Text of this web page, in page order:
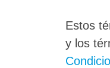
Estos
y los